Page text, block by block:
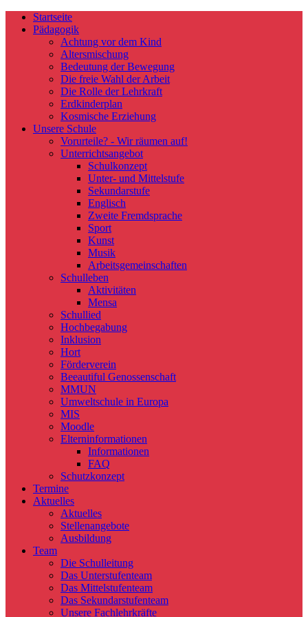
Startseite
Pädagogik
Achtung vor dem Kind
Altersmischung
Bedeutung der Bewegung
Die freie Wahl der Arbeit
Die Rolle der Lehrkraft
Erdkinderplan
Kosmische Erziehung
Unsere Schule
Vorurteile? - Wir räumen auf!
Unterrichtsangebot
Schulkonzept
Unter- und Mittelstufe
Sekundarstufe
Englisch
Zweite Fremdsprache
Sport
Kunst
Musik
Arbeitsgemeinschaften
Schulleben
Aktivitäten
Mensa
Schullied
Hochbegabung
Inklusion
Hort
Förderverein
Beeautiful Genossenschaft
MMUN
Umweltschule in Europa
MIS
Moodle
Elterninformationen
Informationen
FAQ
Schutzkonzept
Termine
Aktuelles
Aktuelles
Stellenangebote
Ausbildung
Team
Die Schulleitung
Das Unterstufenteam
Das Mittelstufenteam
Das Sekundarstufenteam
Unsere Fachlehrkräfte